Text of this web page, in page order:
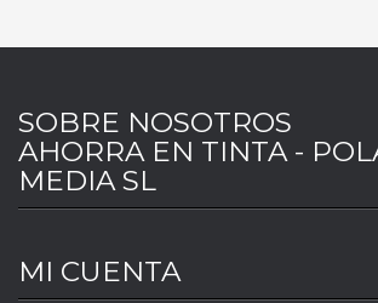
SOBRE NOSOTROS
AHORRA EN TINTA -
MEDIA SL
MI CUENTA